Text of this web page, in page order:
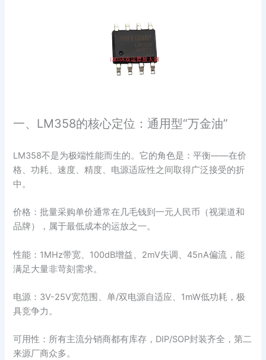
一、LM358的核心定位：通用型“万金油”
LM358不是为极端性能而生的。它的角色是：平衡——在价
格、功耗、速度、精度、电源适应性之间取得广泛接受的折
中。
价格：批量采购单价通常在几毛钱到一元人民币（视渠道和
品牌），属于最低成本的运放之一。
性能：1MHz带宽、100dB增益、2mV失调、45nA偏流，能
满足大量非苛刻需求。
电源：3V-25V宽范围、单/双电源自适应、1mW低功耗，极
具竞争力。
可用性：所有主流分销商都有库存，DIP/SOP封装齐全，第二
来源厂商众多。